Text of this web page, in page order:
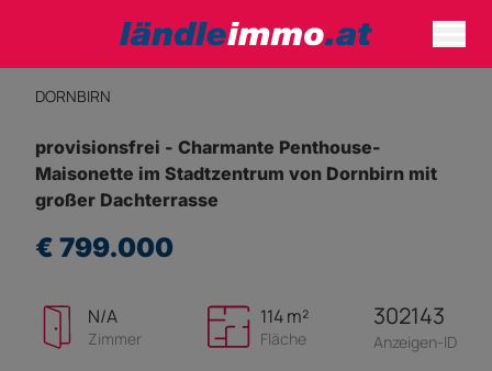
DORNBIRN
provisionsfrei - Charmante Penthouse-
Maisonette im Stadtzentrum von Dornbirn mit
großer Dachterrasse
€ 799.000
N/A
Zimmer
114 m²
Fläche
302143
Anzeigen-ID